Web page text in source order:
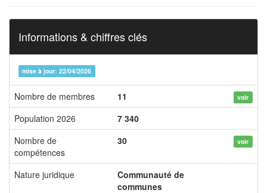
Informations & chiffres clés
mise à jour: 22/04/2026
Nombre de membres 11 voir
Population 2026
7 340
Nombre de
compétences
30 voir
Nature juridique
Communauté de
communes